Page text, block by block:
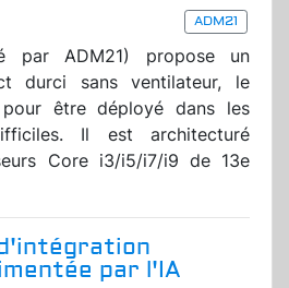
ADM21
par ADM21) propose un
durci sans ventilateur, le
pour être déployé dans les
Il est architecturé
Core i3/i5/i7/i9 de 13e
par l'IA